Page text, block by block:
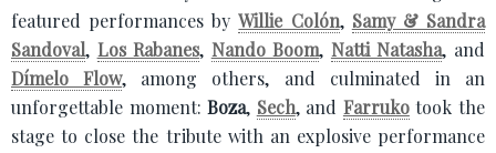
featured performances byWillie Colón, Samy & Sandra
Sandoval, Los Rabanes, Nando Boom, Natti Natasha, and
Dímelo Flow, among others, and culminated in an
unforgettable moment:Boza, Sech, and Farrukotook the
stage to close the tribute with an explosive performance